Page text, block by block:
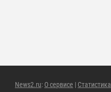
News2.ru: О сервисе | Статистика